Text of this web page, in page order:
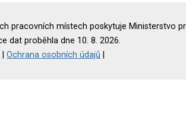
pracovních místech poskytuje Ministerstvo
dat proběhla dne 10. 8. 2026.
|Ochrana osobních údajů